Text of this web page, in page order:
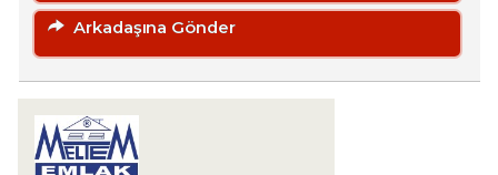
Arkadaşına Gönder